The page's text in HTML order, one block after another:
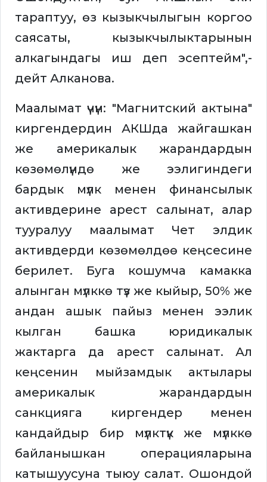
тараптуу, өз кызыкчылыгын коргоо
саясаты, кызыкчылыктарынын
алкагындагы иш деп эсептейм",-
дейт Алканова.
Маалымат үчүн: "Магнитский актына"
киргендердин АКШда жайгашкан
же америкалык жарандардын
көзөмөлүндө же ээлигиндеги
бардык мүлк менен финансылык
активдерине арест салынат, алар
тууралуу маалымат Чет элдик
активдерди көзөмөлдөө кеңсесине
берилет. Буга кошумча камакка
алынган мүлккө түз же кыйыр, 50% же
андан ашык пайыз менен ээлик
кылган башка юридикалык
жактарга да арест салынат. Ал
кеңсенин мыйзамдык актылары
америкалык жарандардын
санкцияга киргендер менен
кандайдыр бир мүлктүк же мүлккө
байланышкан операцияларына
катышуусуна тыюу салат. Ошондой